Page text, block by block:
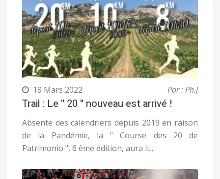
18 Mars 2022 Par : Ph.J
Trail : Le " 20 " nouveau est arrivé !
Absente des calendriers depuis 2019 en raison
de la Pandémie, la " Course des 20 de
Patrimonio ", 6 ème édition, aura li...